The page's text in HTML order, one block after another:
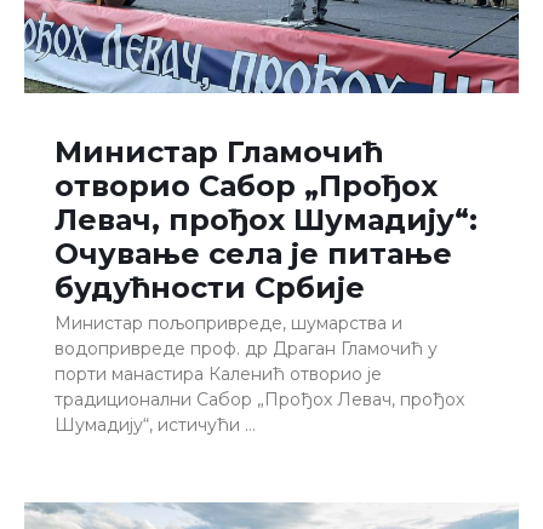
Министар Гламочић
отворио Сабор „Прођох
Левач, прођох Шумадију“:
Очување села је питање
будућности Србије
Министар пољопривреде, шумарства и
водопривреде проф. др Драган Гламочић у
порти манастира Каленић отворио је
традиционални Сабор „Прођох Левач, прођох
Шумадију“, истичући …